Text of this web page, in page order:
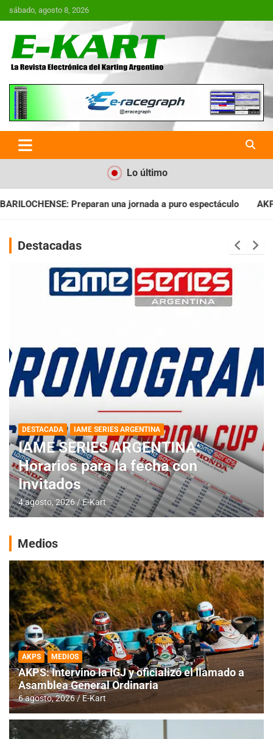
Saltar
al
sábado, agosto 8, 2026
E-Kart.com.ar | La Revista
Electrónica del Karting en
Argentina
Lo último
a puro espectáculo AKPS: Intervino la IGJ y oficializó el
Destacadas
DESTACADA IAME SERIES ARGENTINA
IAME SERIES ARGENTINA:
Horarios para la fecha con
Invitados
4 agosto, 2026 E-Kart
Medios
AKPS MEDIOS
AKPS: Intervino la IGJ y oficializó el llamado a
Asamblea General Ordinaria
6 agosto, 2026 E-Kart